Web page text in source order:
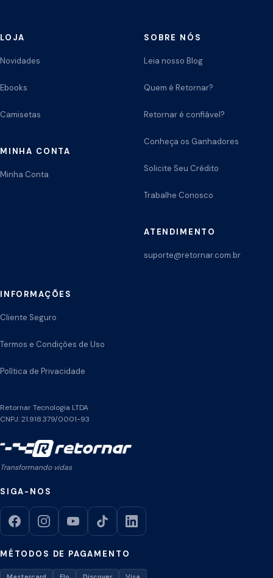
LOJA
Novidades
Ebooks
Camisetas
MINHA CONTA
Minha Conta
SOBRE NÓS
Leia nosso Blog
Quem é Retornar?
Retornar é confiável?
Conheça os Ganhadores
Solicite Seu Crédito
Trabalhe Conosco
ATENDIMENTO
suporte@retornar.com.br
INFORMAÇÕES
Cliente Seguro
Termos e Condições de Uso
Política de Privacidade
Retornar Tecnologia LTDA
CNPJ: 21.918.379/0001-93
Transformando vidas
SIGA-NOS
MÉTODOS DE PAGAMENTO